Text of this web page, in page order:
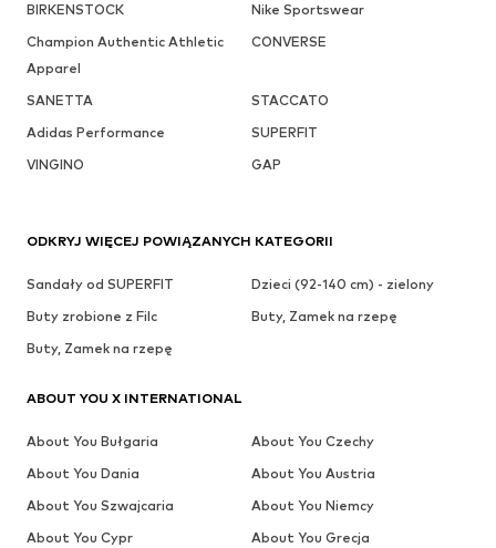
BIRKENSTOCK
Nike Sportswear
Champion Authentic Athletic
Apparel
CONVERSE
SANETTA
STACCATO
Adidas Performance
SUPERFIT
VINGINO
GAP
ODKRYJ WIĘCEJ POWIĄZANYCH KATEGORII
Sandały od SUPERFIT
Dzieci (92-140 cm) - zielony
Buty zrobione z Filc
Buty, Zamek na rzepę
Buty, Zamek na rzepę
ABOUT YOU X INTERNATIONAL
About You Bułgaria
About You Czechy
About You Dania
About You Austria
About You Szwajcaria
About You Niemcy
About You Cypr
About You Grecja